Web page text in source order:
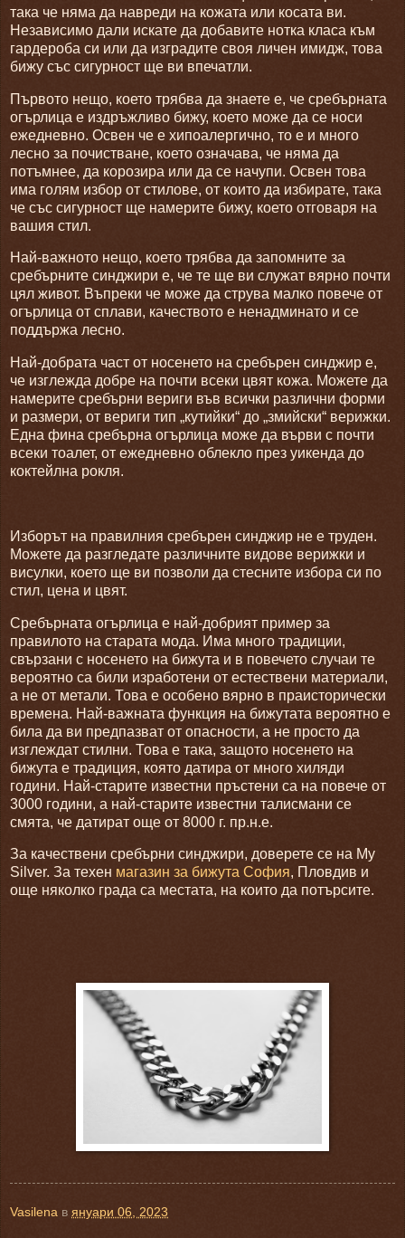
така че няма да навреди на кожата или косата ви.
Независимо дали искате да добавите нотка класа към
гардероба си или да изградите своя личен имидж, това
бижу със сигурност ще ви впечатли.
Първото нещо, което трябва да знаете е, че сребърната
огърлица е издръжливо бижу, което може да се носи
ежедневно. Освен че е хипоалергично, то е и много
лесно за почистване, което означава, че няма да
потъмнее, да корозира или да се начупи. Освен това
има голям избор от стилове, от които да избирате, така
че със сигурност ще намерите бижу, което отговаря на
вашия стил.
Най-важното нещо, което трябва да запомните за
сребърните синджири е, че те ще ви служат вярно почти
цял живот. Въпреки че може да струва малко повече от
огърлица от сплави, качеството е ненадминато и се
поддържа лесно.
Най-добрата част от носенето на сребърен синджир е,
че изглежда добре на почти всеки цвят кожа. Можете да
намерите сребърни вериги във всички различни форми
и размери, от вериги тип „кутийки“ до „змийски“ верижки.
Една фина сребърна огърлица може да върви с почти
всеки тоалет, от ежедневно облекло през уикенда до
коктейлна рокля.
Изборът на правилния сребърен синджир не е труден.
Можете да разгледате различните видове верижки и
висулки, което ще ви позволи да стесните избора си по
стил, цена и цвят.
Сребърната огърлица е най-добрият пример за
правилото на старата мода. Има много традиции,
свързани с носенето на бижута и в повечето случаи те
вероятно са били изработени от естествени материали,
а не от метали. Това е особено вярно в праисторически
времена. Най-важната функция на бижутата вероятно е
била да ви предпазват от опасности, а не просто да
изглеждат стилни. Това е така, защото носенето на
бижута е традиция, която датира от много хиляди
години. Най-старите известни пръстени са на повече от
3000 години, а най-старите известни талисмани се
смята, че датират още от 8000 г. пр.н.е.
За качествени сребърни синджири, доверете се на My
Silver. За техен магазин за бижута София, Пловдив и
още няколко града са местата, на които да потърсите.
Vasilena в януари 06, 2023